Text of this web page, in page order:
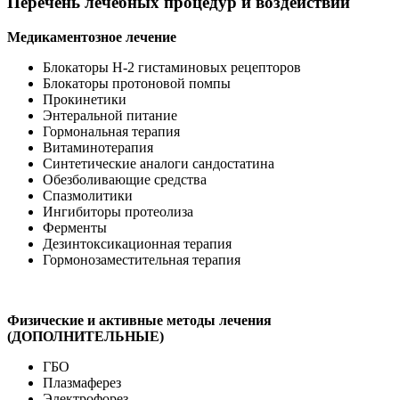
Медикаментозное лечение
Блокаторы Н-2 гистаминовых рецепторов
Блокаторы протоновой помпы
Прокинетики
Энтеральной питание
Гормональная терапия
Витаминотерапия
Синтетические аналоги сандостатина
Обезболивающие средства
Спазмолитики
Ингибиторы протеолиза
Ферменты
Дезинтоксикационная терапия
Гормонозаместительная терапия
Физические и активные методы лечения
(ДОПОЛНИТЕЛЬНЫЕ)
ГБО
Плазмаферез